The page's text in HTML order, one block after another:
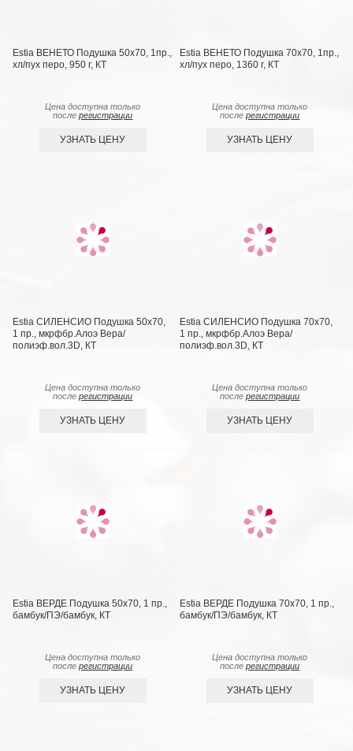
Estia ВЕНЕТО Подушка 50х70, 1пр.,
хл/пух перо, 950 г, КТ
Цена доступна только
послерегистрации
УЗНАТЬ ЦЕНУ
Estia ВЕНЕТО Подушка 70х70, 1пр.,
хл/пух перо, 1360 г, КТ
Цена доступна только
послерегистрации
УЗНАТЬ ЦЕНУ
Estia СИЛЕНСИО Подушка 50х70,
1 пр., мкрфбр.Алоэ Вера/
полиэф.вол.3D, КТ
Цена доступна только
послерегистрации
УЗНАТЬ ЦЕНУ
Estia СИЛЕНСИО Подушка 70х70,
1 пр., мкрфбр.Алоэ Вера/
полиэф.вол.3D, КТ
Цена доступна только
послерегистрации
УЗНАТЬ ЦЕНУ
Estia ВЕРДЕ Подушка 50х70, 1 пр.,
бамбук/ПЭ/бамбук, КТ
Цена доступна только
послерегистрации
УЗНАТЬ ЦЕНУ
Estia ВЕРДЕ Подушка 70х70, 1 пр.,
бамбук/ПЭ/бамбук, КТ
Цена доступна только
послерегистрации
УЗНАТЬ ЦЕНУ